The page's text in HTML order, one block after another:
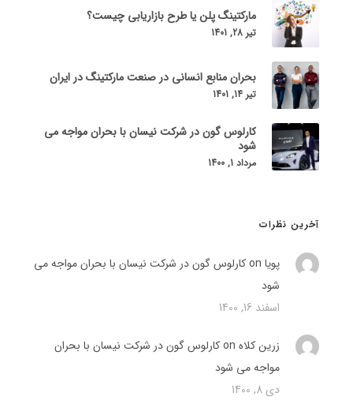
مارکتینگ پلن یا طرح بازاریابی چیست؟
تیر 28, 1401
بحران منابع انسانی در صنعت مارکتینگ در ایران
تیر 14, 1401
کارلوس گون در شرکت نیسان با بحران مواجه می
شود
مرداد 1, 1400
آخرین نظرات
پویا on
کارلوس گون در شرکت نیسان با بحران مواجه می
شود
اسفند 16, 1400
زرین کلاهon
کارلوس گون در شرکت نیسان با بحران
مواجه می شود
دی 8, 1400